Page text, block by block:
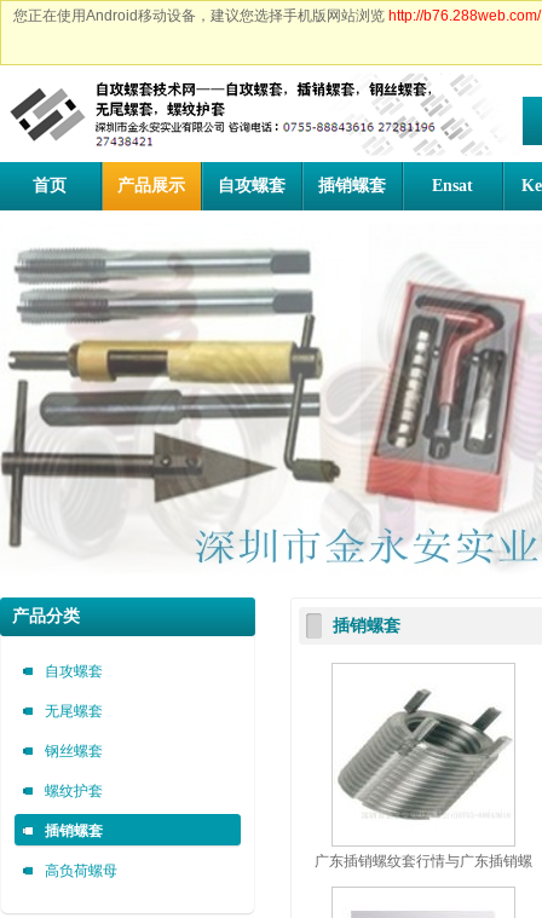
您正在使用Android移动设备，建议您选择手机版网站浏览 http://b76.288web.com/
首页 产品展示 自攻螺套 插销螺套 Ensat
深圳市金永安装实业有限公司 0755-88843616
深圳市金永安装实业有限公司 0755-88843616
深圳市金永安装实业有限公司 0755-88843616
产品分类
自攻螺套
无尾螺套
钢丝螺套
螺纹护套
插销螺套
高负荷螺母
插销螺套
广东插销螺纹套行情与广东插销螺
纹套的应用